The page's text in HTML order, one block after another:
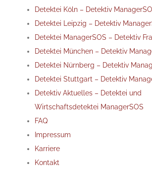
Detektei Köln – Detektiv
Detektei Leipzig – Detektiv
Detektei ManagerSOS – Detektiv
Detektei München – Detektiv
Detektei Nürnberg – Detektiv
Detektei Stuttgart – Detektiv
Detektiv Aktuelles – Detektei und
Wirtschaftsdetektei ManagerSOS
FAQ
Impressum
Karriere
Kontakt